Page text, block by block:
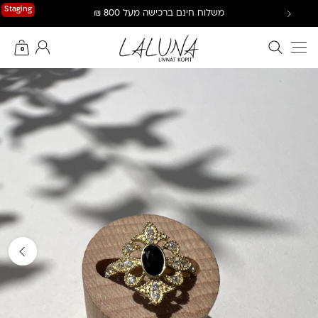
Staging משלוח חינם ברכישה מעל 800 ₪
חיפוש באתר
0
החשבון שלי